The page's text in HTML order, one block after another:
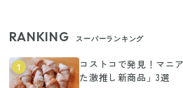
RANKING スーパーランキング
1
コストコで発見！マニ
た激推し新商品」3選